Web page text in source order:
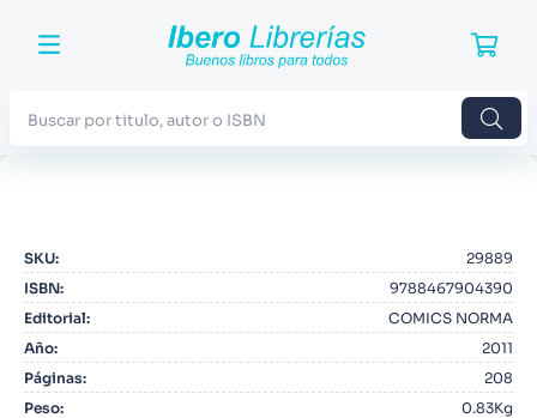
SKU:
29889
ISBN:
9788467904390
Editorial:
COMICS NORMA
Año:
2011
Páginas:
208
Peso:
0.83Kg
2. Blue Lock
3. Jujutsu Kaisen
4. Odisea
5. Manga